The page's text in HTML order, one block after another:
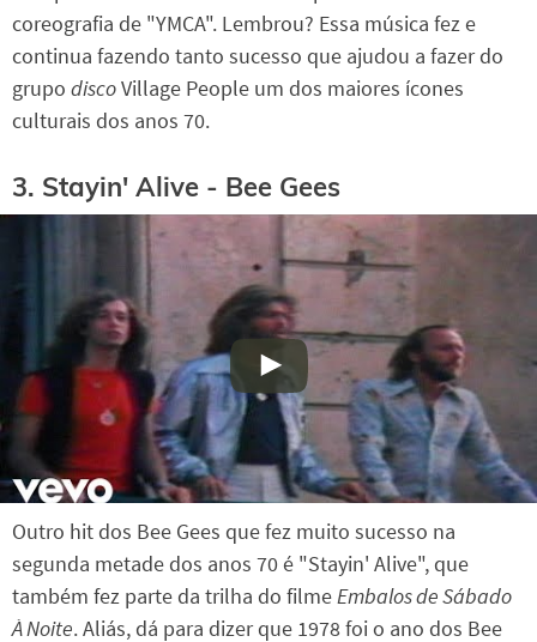
coreografia de "YMCA". Lembrou? Essa música fez e
continua fazendo tanto sucesso que ajudou a fazer do
grupo discoVillage People um dos maiores ícones
culturais dos anos 70.
3. Stayin' Alive - Bee Gees
Outro hit dos Bee Gees que fez muito sucesso na
segunda metade dos anos 70 é "Stayin' Alive", que
também fez parte da trilha do filmeEmbalos de Sábado
À Noite. Aliás, dá para dizer que 1978 foi o ano dos Bee